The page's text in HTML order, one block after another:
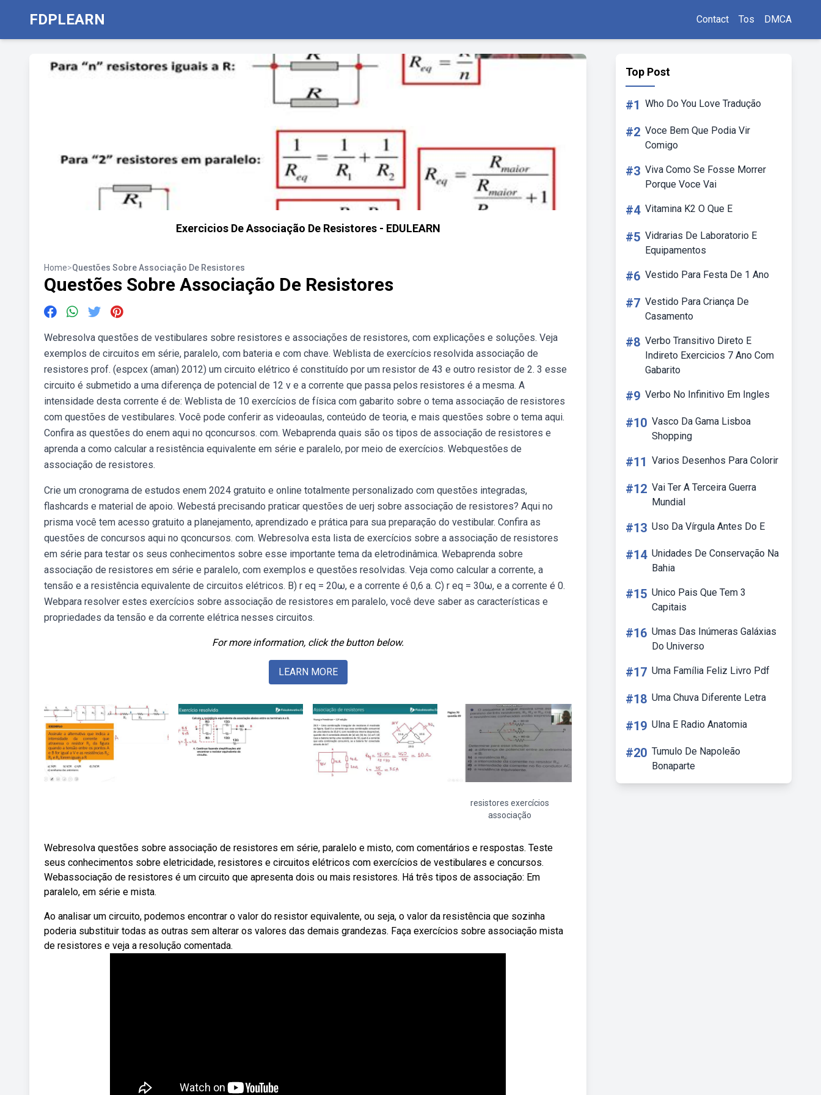
FDPLEARN Contact Tos DMCA
Exercicios De Associação De Resistores - EDULEARN
Home>Questões Sobre Associação De Resistores
Questões Sobre Associação De Resistores
Webresolva questões de vestibulares sobre resistores e associações de resistores, com explicações e soluções. Veja
exemplos de circuitos em série, paralelo, com bateria e com chave. Weblista de exercícios resolvida associação de
resistores prof. (espcex (aman) 2012) um circuito elétrico é constituído por um resistor de 43 e outro resistor de 2. 3 esse
circuito é submetido a uma diferença de potencial de 12 v e a corrente que passa pelos resistores é a mesma. A
intensidade desta corrente é de: Weblista de 10 exercícios de física com gabarito sobre o tema associação de resistores
com questões de vestibulares. Você pode conferir as videoaulas, conteúdo de teoria, e mais questões sobre o tema aqui.
Confira as questões do enem aqui no qconcursos. com. Webaprenda quais são os tipos de associação de resistores e
aprenda a como calcular a resistência equivalente em série e paralelo, por meio de exercícios. Webquestões de
associação de resistores.
Crie um cronograma de estudos enem 2024 gratuito e online totalmente personalizado com questões integradas,
flashcards e material de apoio. Webestá precisando praticar questões de uerj sobre associação de resistores? Aqui no
prisma você tem acesso gratuito a planejamento, aprendizado e prática para sua preparação do vestibular. Confira as
questões de concursos aqui no qconcursos. com. Webresolva esta lista de exercícios sobre a associação de resistores
em série para testar os seus conhecimentos sobre esse importante tema da eletrodinâmica. Webaprenda sobre
associação de resistores em série e paralelo, com exemplos e questões resolvidas. Veja como calcular a corrente, a
tensão e a resistência equivalente de circuitos elétricos. B) r eq = 20ω, e a corrente é 0,6 a. C) r eq = 30ω, e a corrente é 0.
Webpara resolver estes exercícios sobre associação de resistores em paralelo, você deve saber as características e
propriedades da tensão e da corrente elétrica nesses circuitos.
For more information, click the button below.
LEARN MORE
resistores exercícios
associação
Webresolva questões sobre associação de resistores em série, paralelo e misto, com comentários e respostas. Teste
seus conhecimentos sobre eletricidade, resistores e circuitos elétricos com exercícios de vestibulares e concursos.
Webassociação de resistores é um circuito que apresenta dois ou mais resistores. Há três tipos de associação: Em
paralelo, em série e mista.
Ao analisar um circuito, podemos encontrar o valor do resistor equivalente, ou seja, o valor da resistência que sozinha
poderia substituir todas as outras sem alterar os valores das demais grandezas. Faça exercícios sobre associação mista
de resistores e veja a resolução comentada.
Top Post
#1 Who Do You Love Tradução
#2 Voce Bem Que Podia Vir
Comigo
#3 Viva Como Se Fosse Morrer
Porque Voce Vai
#4 Vitamina K2 O Que E
#5 Vidrarias De Laboratorio E
Equipamentos
#6 Vestido Para Festa De 1 Ano
#7 Vestido Para Criança De
Casamento
#8 Verbo Transitivo Direto E
Indireto Exercicios 7 Ano Com
Gabarito
#9 Verbo No Infinitivo Em Ingles
#10 Vasco Da Gama Lisboa
Shopping
#11 Varios Desenhos Para Colorir
#12 Vai Ter A Terceira Guerra
Mundial
#13 Uso Da Vírgula Antes Do E
#14 Unidades De Conservação Na
Bahia
#15 Unico Pais Que Tem 3
Capitais
#16 Umas Das Inúmeras Galáxias
Do Universo
#17 Uma Família Feliz Livro Pdf
#18 Uma Chuva Diferente Letra
#19 Ulna E Radio Anatomia
#20 Tumulo De Napoleão
Bonaparte